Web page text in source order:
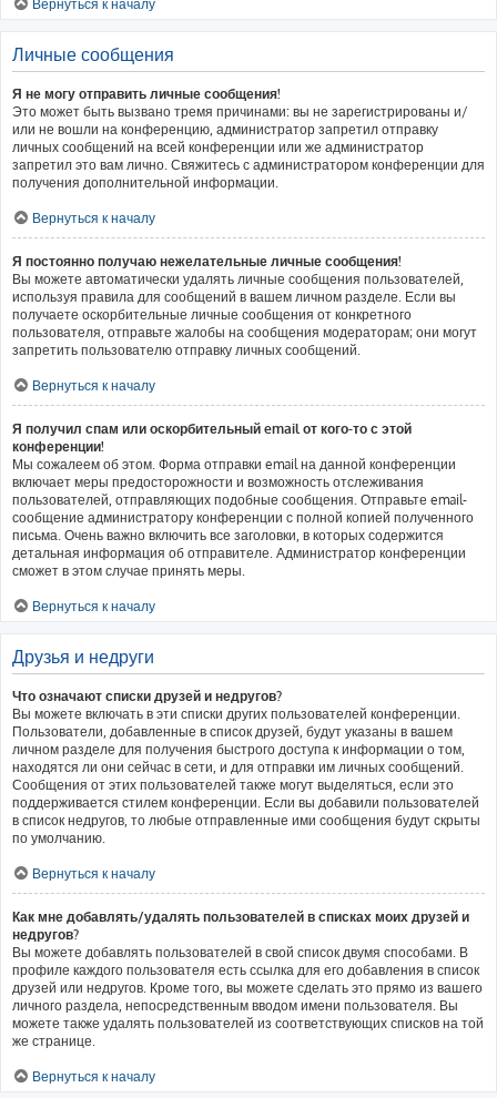
Вернуться к началу
Личные сообщения
Я не могу отправить личные сообщения!
Это может быть вызвано тремя причинами: вы не зарегистрированы и/
или не вошли на конференцию, администратор запретил отправку
личных сообщений на всей конференции или же администратор
запретил это вам лично. Свяжитесь с администратором конференции для
получения дополнительной информации.
Вернуться к началу
Я постоянно получаю нежелательные личные сообщения!
Вы можете автоматически удалять личные сообщения пользователей,
используя правила для сообщений в вашем личном разделе. Если вы
получаете оскорбительные личные сообщения от конкретного
пользователя, отправьте жалобы на сообщения модераторам; они могут
запретить пользователю отправку личных сообщений.
Вернуться к началу
Я получил спам или оскорбительный email от кого-то с этой
конференции!
Мы сожалеем об этом. Форма отправки email на данной конференции
включает меры предосторожности и возможность отслеживания
пользователей, отправляющих подобные сообщения. Отправьте email-
сообщение администратору конференции с полной копией полученного
письма. Очень важно включить все заголовки, в которых содержится
детальная информация об отправителе. Администратор конференции
сможет в этом случае принять меры.
Вернуться к началу
Друзья и недруги
Что означают списки друзей и недругов?
Вы можете включать в эти списки других пользователей конференции.
Пользователи, добавленные в список друзей, будут указаны в вашем
личном разделе для получения быстрого доступа к информации о том,
находятся ли они сейчас в сети, и для отправки им личных сообщений.
Сообщения от этих пользователей также могут выделяться, если это
поддерживается стилем конференции. Если вы добавили пользователей
в список недругов, то любые отправленные ими сообщения будут скрыты
по умолчанию.
Вернуться к началу
Как мне добавлять/удалять пользователей в списках моих друзей и
недругов?
Вы можете добавлять пользователей в свой список двумя способами. В
профиле каждого пользователя есть ссылка для его добавления в список
друзей или недругов. Кроме того, вы можете сделать это прямо из вашего
личного раздела, непосредственным вводом имени пользователя. Вы
можете также удалять пользователей из соответствующих списков на той
же странице.
Вернуться к началу